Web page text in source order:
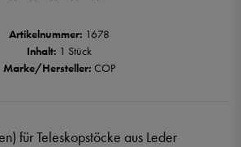
Artikelnummer: 1678
Inhalt: 1 Stück
Marke/Hersteller: COP
für Teleskopstöcke aus Leder